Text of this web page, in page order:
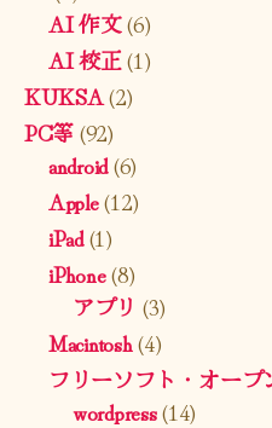
AI 作文(6)
AI 校正(1)
KUKSA(2)
PC等(92)
android(6)
Apple(12)
iPad(1)
iPhone(8)
アプリ (3)
Macintosh(4)
フリーソフト・オープ
wordpress(14)